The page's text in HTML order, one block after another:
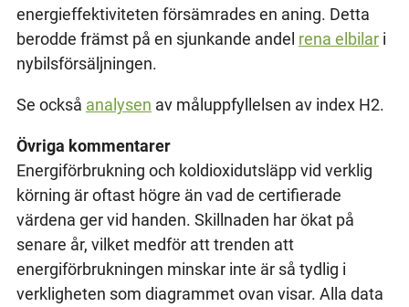
energieffektiviteten försämrades en aning. Detta
berodde främst på en sjunkande andel rena elbilari
nybilsförsäljningen.
Se också analysen av måluppfyllelsen av index H2.
Övriga kommentarer
Energiförbrukning och koldioxidutsläpp vid verklig
körning är oftast högre än vad de certifierade
värdena ger vid handen. Skillnaden har ökat på
senare år, vilket medför att trenden att
energiförbrukningen minskar inte är så tydlig i
verkligheten som diagrammet ovan visar. Alla data